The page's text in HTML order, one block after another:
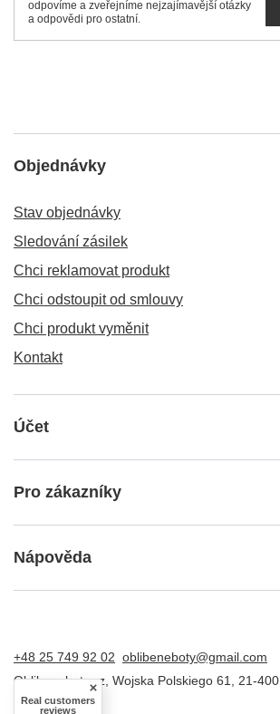
odpovíme a zveřejníme nejzajímavější otázky
a odpovědi pro ostatní.
Objednávky
Stav objednávky
Sledování zásilek
Chci reklamovat produkt
Chci odstoupit od smlouvy
Chci produkt vyměnit
Kontakt
Účet
Pro zákazníky
Nápověda
+48 25 749 92 02 oblibeneboty@gmail.com
Oblibeneboty.cz Wojska Polskiego 61 21-400
Real customers
reviews